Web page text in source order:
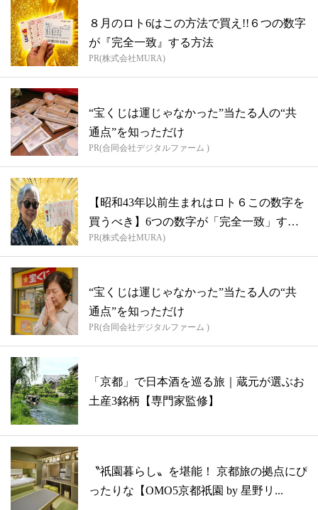
８月のロト6はこの方法で買え!!６つの数字
が『完全一致』する方法
PR(株式会社MURA)
“宝くじは運じゃなかった”当たる人の“共
通点”を知っただけ
PR(合同会社デジタルファーム )
【昭和43年以前生まれはロト６この数字を
買うべき】6つの数字が「完全一致」する
方...
PR(株式会社MURA)
“宝くじは運じゃなかった”当たる人の“共
通点”を知っただけ
PR(合同会社デジタルファーム )
「京都」で日本酒を巡る旅｜蔵元が選ぶお
土産3銘柄【専門家監修】
〝祇園暮らし〟を堪能！ 京都旅の拠点にぴ
ったりな【OMO5京都祇園 by 星野リ...